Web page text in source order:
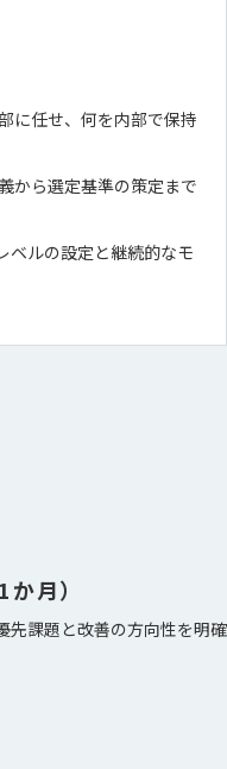
に任せ、何を内部で保持
から選定基準の策定まで
ベルの設定と継続的なモ
月）
先課題と改善の方向性を明確